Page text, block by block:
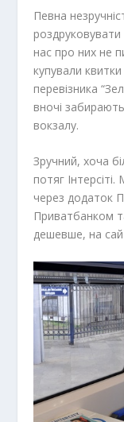
Певна
нас про них не
купували
перевізника
вночі
вокзалу.
Зручний, хоча
потяг
через додаток
Приватбанком
дешевше, на